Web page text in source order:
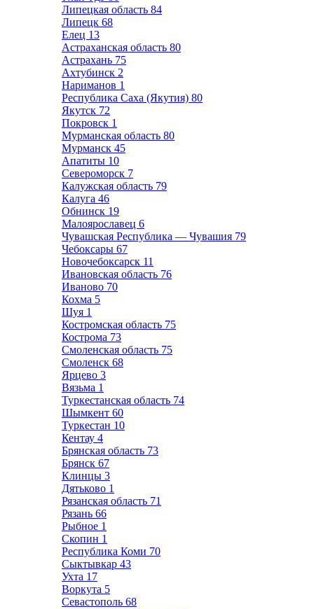
Липецкая область 84
Липецк 68
Елец 13
Астраханская область 80
Астрахань 75
Ахтубинск 2
Нариманов 1
Республика Саха (Якутия) 80
Якутск 72
Покровск 1
Мурманская область 80
Мурманск 45
Апатиты 10
Североморск 7
Калужская область 79
Калуга 46
Обнинск 19
Малоярославец 6
Чувашская Республика — Чувашия 79
Чебоксары 67
Новочебоксарск 11
Ивановская область 76
Иваново 70
Кохма 5
Шуя 1
Костромская область 75
Кострома 73
Смоленская область 75
Смоленск 68
Ярцево 3
Вязьма 1
Туркестанская область 74
Шымкент 60
Туркестан 10
Кентау 4
Брянская область 73
Брянск 67
Клинцы 3
Дятьково 1
Рязанская область 71
Рязань 66
Рыбное 1
Скопин 1
Республика Коми 70
Сыктывкар 43
Ухта 17
Воркута 5
Севастополь 68